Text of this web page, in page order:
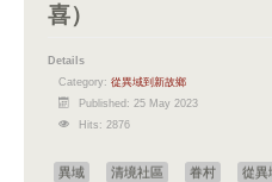
喜）
Details
Category: 從異域到新故鄉
Published: 25 May 2023
Hits: 2876
異域 清境社區 眷村 從異